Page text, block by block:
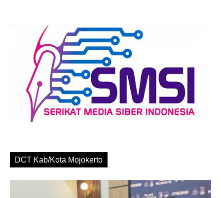
DCT Kab/Kota Mojokerto